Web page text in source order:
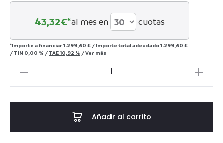
43,32€*al mes en cuotas
*Importe a financiar1.299,60 € / Importe total adeudado1.299,60 €
/ TIN 0,00 % / TAE10,92 % /Ver más
Añadir al carrito